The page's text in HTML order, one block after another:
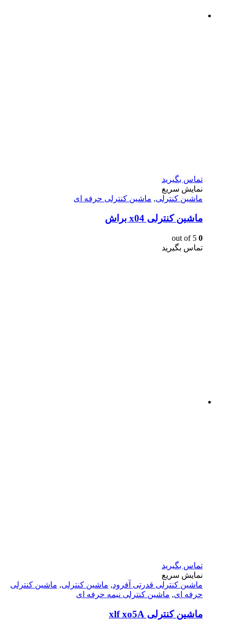
تماس بگیرید
نمایش سریع
ماشین کنترلی, ماشین کنترلی حرفه ای
ماشین کنترلی x04 براش
0
تماس بگیرید
تماس بگیرید
نمایش سریع
ماشين كنترلى قدرتى آفرود, ماشین کنترلی, ماشین کنترلی
حرفه ای, ماشین کنترلی نیمه حرفه ای
ماشین کنترلی xlf xo5A